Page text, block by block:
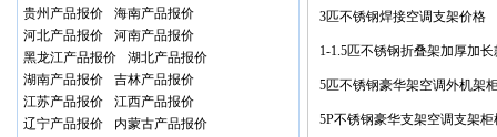
3匹不锈钢焊接空调支架价格
1-1.5匹不锈钢折叠架加厚加
外机支架价格
5匹不锈钢豪华架空调外机架
5P不锈钢豪华支架空调支架
贵州产品报价
海南产品报价
河北产品报价
河南产品报价
黑龙江产品报价
湖北产品报价
湖南产品报价
吉林产品报价
江苏产品报价
江西产品报价
辽宁产品报价
内蒙古产品报价